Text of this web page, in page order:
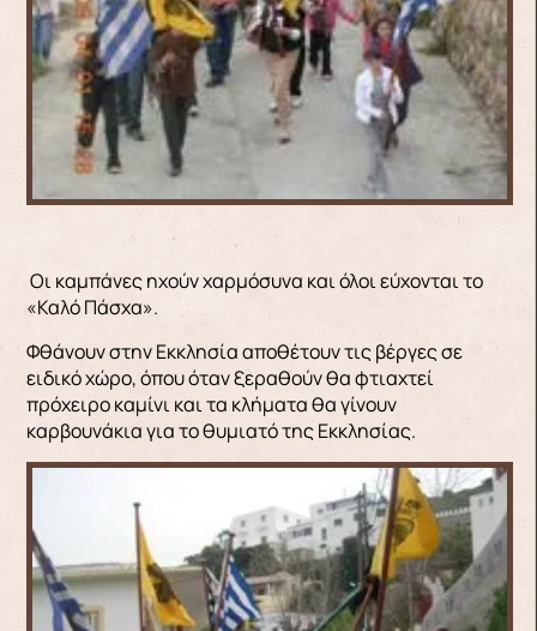
Οι καμπάνες ηχούν χαρμόσυνα και όλοι εύχονται το
«Καλό Πάσχα».
Φθάνουν στην Εκκλησία αποθέτουν τις βέργες σε
ειδικό χώρο, όπου όταν ξεραθούν θα φτιαχτεί
πρόχειρο καμίνι και τα κλήματα θα γίνουν
καρβουνάκια για το θυμιατό της Εκκλησίας.